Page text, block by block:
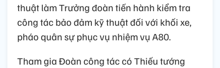
thuật làm Trưởng đoàn tiến hành kiểm tra
công tác bảo đảm kỹ thuật đối với khối xe,
pháo quân sự phục vụ nhiệm vụ A80.
Tham gia Đoàn công tác có Thiếu tướng